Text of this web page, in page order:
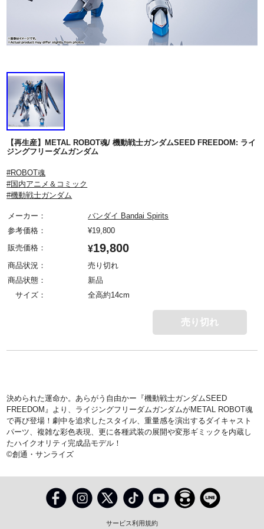
【再生産】METAL ROBOT魂/ 機動戦士ガンダムSEED FREEDOM: ライ
ジングフリーダムガンダム
#ROBOT魂
#国内アニメ＆コミック
#機動戦士ガンダム
メーカー：
バンダイ Bandai Spirits
参考価格：
¥19,800
販売価格：
¥19,800
商品状況：
売り切れ
商品状態：
新品
サイズ：
全高約14cm
売り切れ
決められた運命か。あらがう自由かー『機動戦士ガンダムSEED
FREEDOM』より、ライジングフリーダムガンダムがMETAL ROBOT魂
で再び登場！劇中を追求したスタイル、重量感を演出するダイキャスト
パーツ、複雑な彩色表現、更に各種武装の展開や変形ギミックを内蔵し
たハイクオリティ完成品モデル！
©創通・サンライズ
サービス利用規約